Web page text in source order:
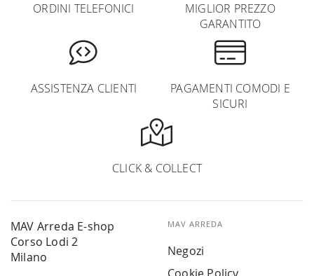
ORDINI TELEFONICI
MIGLIOR PREZZO
GARANTITO
ASSISTENZA CLIENTI
PAGAMENTI COMODI E
SICURI
CLICK & COLLECT
MAV Arreda E-shop
Corso Lodi 2
Milano
MAV ARREDA
Negozi